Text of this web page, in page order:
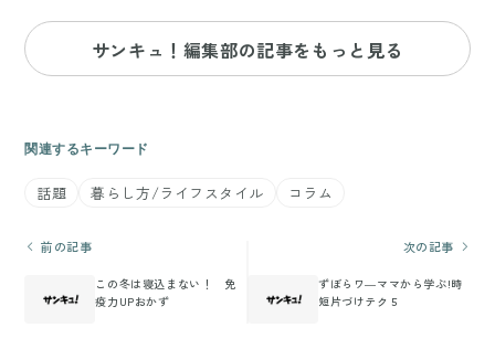
サンキュ！編集部の記事をもっと見る
関連するキーワード
話題 暮らし方/ライフスタイル コラム
前の記事
この冬は寝込まない！ 免
疫力UPおかず
次の記事
ずぼらワ―ママから学ぶ!時
短片づけテク５